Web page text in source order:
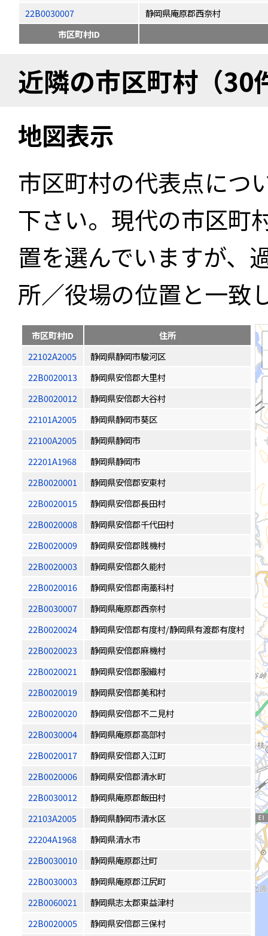
22B0030007
静岡県庵原郡西奈村
市区町村ID
近隣の市区町村（30
地図表示
市区町村の代表点につ
下さい。現代の市区町
置を選んでいますが、
所／役場の位置と一致
市区町村ID
住所
22102A2005
静岡県静岡市駿河区
22B0020013
静岡県安倍郡大里村
22B0020012
静岡県安倍郡大谷村
22101A2005
静岡県静岡市葵区
22100A2005
静岡県静岡市
22201A1968
静岡県静岡市
22B0020001
静岡県安倍郡安東村
22B0020015
静岡県安倍郡長田村
22B0020008
静岡県安倍郡千代田村
22B0020009
静岡県安倍郡賎機村
22B0020003
静岡県安倍郡久能村
22B0020016
静岡県安倍郡南藁科村
22B0030007
静岡県庵原郡西奈村
22B0020024
静岡県安倍郡有度村/静岡県有渡郡有度村
22B0020023
静岡県安倍郡麻機村
22B0020021
静岡県安倍郡服織村
22B0020019
静岡県安倍郡美和村
22B0020020
静岡県安倍郡不二見村
22B0030004
静岡県庵原郡高部村
22B0020017
静岡県安倍郡入江町
22B0020006
静岡県安倍郡清水町
22B0030012
静岡県庵原郡飯田村
22103A2005
静岡県静岡市清水区
22204A1968
静岡県清水市
22B0030010
静岡県庵原郡辻町
22B0030003
静岡県庵原郡江尻町
22B0060021
静岡県志太郡東益津村
22B0020005
静岡県安倍郡三保村